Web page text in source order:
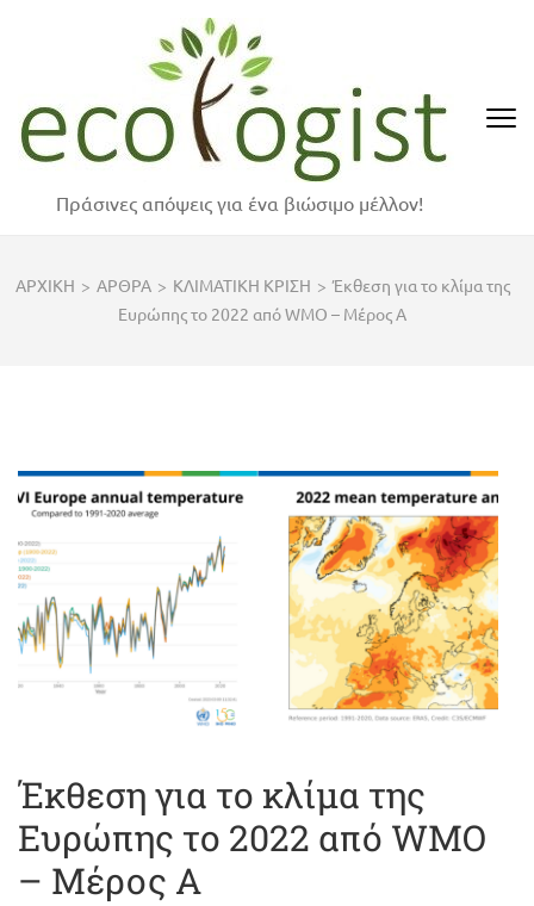
Enter)
Πράσινες απόψεις για ένα βιώσιμο μέλλον!
ΑΡΧΙΚΗ > ΑΡΘΡΑ > ΚΛΙΜΑΤΙΚΗ ΚΡΙΣΗ > Έκθεση για το κλίμα της
Ευρώπης το 2022 από WMO – Μέρος Α
Έκθεση για το κλίμα της
Ευρώπης το 2022 από WMO
– Μέρος Α